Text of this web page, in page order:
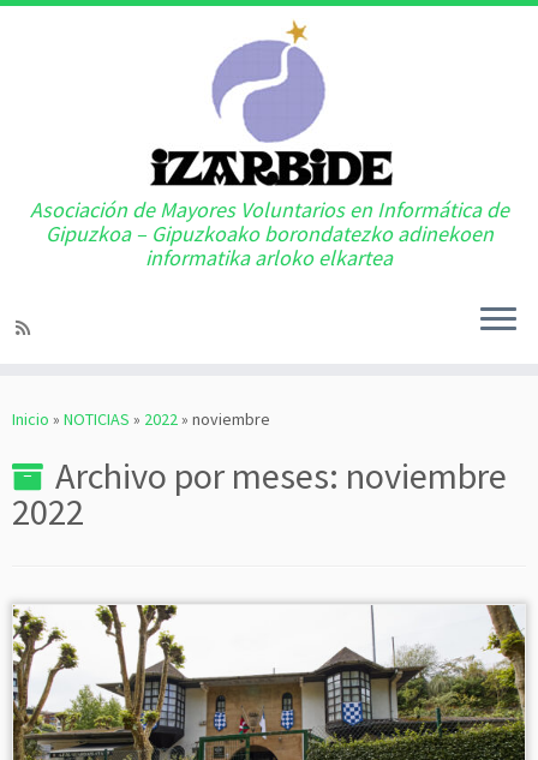
Asociación de Mayores Voluntarios en Informática de
Gipuzkoa – Gipuzkoako borondatezko adinekoen
informatika arloko elkartea
Inicio » NOTICIAS » 2022» noviembre
Archivo por meses: noviembre
2022